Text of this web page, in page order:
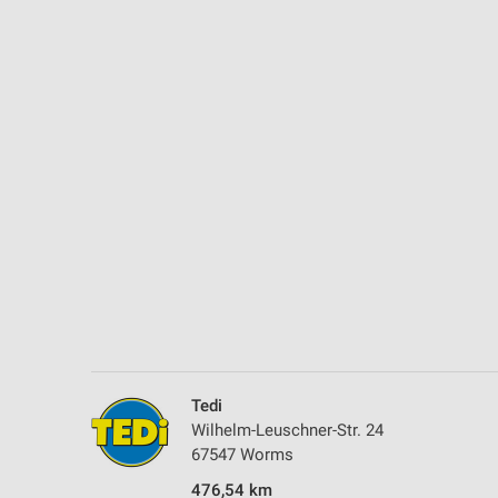
Tedi
Wilhelm-Leuschner-Str. 24
67547 Worms
476,54 km
Performance
Funktional